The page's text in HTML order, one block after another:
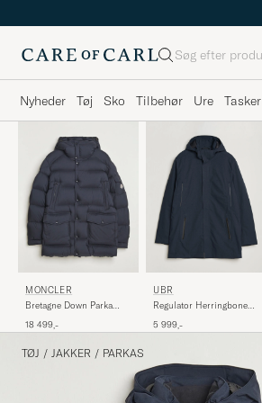
Søg
Nyheder Tøj Sko Tilbehør Ure Tasker
MONCLER
Bretagne Down Parka
18 499,-
UBR
Regulator Herringbone
5 999,-
TØJ / JAKKER / PARKAS